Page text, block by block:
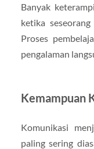
Banyak
ketika
Proses
pengalaman
Kemampuan
Komunikasi
paling sering